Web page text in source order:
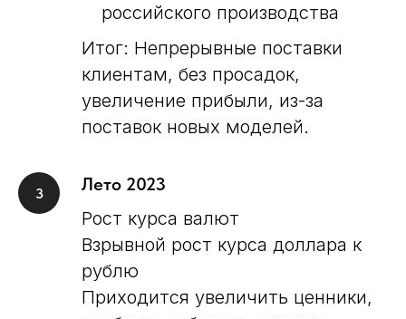
российского производства
Итог: Непрерывные поставки
клиентам, без просадок,
увеличение прибыли, из-за
поставок новых моделей.
Лето 2023
Рост курса валют
Взрывной рост курса доллара к
рублю
Приходится увеличить ценники,